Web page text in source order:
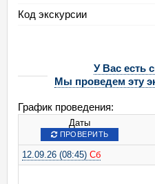
Код экскурсии
У Вас есть
Мы проведем эту
График проведения:
Даты
ПРОВЕРИТЬ
12.09.26 (08:45) Сб